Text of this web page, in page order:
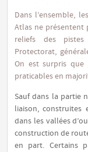
Dans l’ensemble,
Atlas ne présentent
reliefs des
Protectorat,
On est surpris que
praticables en
Sauf dans la partie
liaison, construites
dans les vallées
construction de
en part. Certains